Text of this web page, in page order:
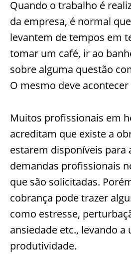
Quando o trabalho é
da empresa, é normal
levantem de tempos em
tomar um café, ir ao
sobre alguma questão
O mesmo deve
Muitos profissionais em
acreditam que existe a
estarem disponíveis para
demandas profissionais
que são solicitadas.
cobrança pode trazer
como estresse,
ansiedade etc., levando a
produtividade.